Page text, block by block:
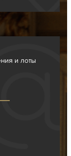
и лоты